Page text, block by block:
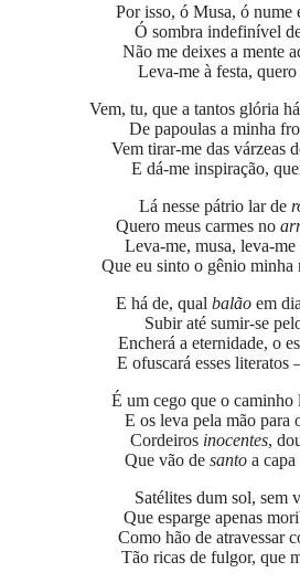
Por isso, ó Musa, ó nume
Ó sombra indefinível
Não me deixes a mente
Leva-me à festa, quero
Vem, tu, que a tantos glória
De papoulas a minha
Vem tirar-me das várzeas
E dá-me inspiração,
Lá nesse pátrio lar de
Quero meus carmes no
Leva-me, musa, leva-
Que eu sinto o gênio minha
E há de, qual balão em
Subir até sumir-se
Encherá a eternidade, o
E ofuscará esses
É um cego que o caminho
E os leva pela mão para
Cordeiros inocentes,
Que vão de santo a
Satélites dum sol, sem
Que esparge apenas
Como hão de atravessar
Tão ricas de fulgor, que